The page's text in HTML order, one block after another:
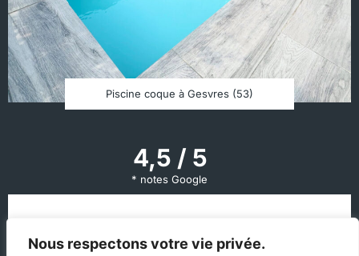
Nous respectons votre vie privée.
4,5 / 5
* notes Google
satisfaits
Piscine coque à Gesvres (53)